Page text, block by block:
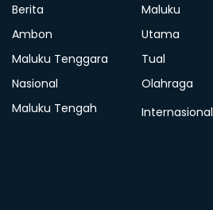
Berita
Maluku
Ambon
Utama
Maluku Tenggara
Tual
Nasional
Olahraga
Maluku Tengah
Internasional